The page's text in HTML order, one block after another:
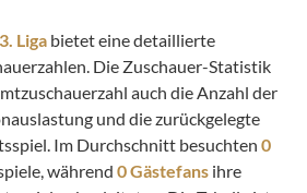
Liga bietet eine detaillierte
Die Zuschauer-Statistik
auch die Anzahl der
und die zurückgelegte
Im Durchschnitt besuchten 0
während 0 Gästefans ihre